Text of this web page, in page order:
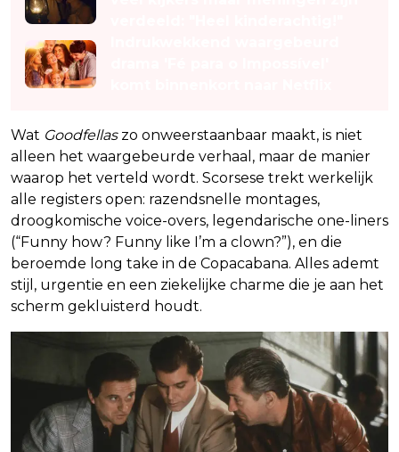
Wat Goodfellaszo onweerstaanbaar maakt, is niet
alleen het waargebeurde verhaal, maar de manier
waarop het verteld wordt. Scorsese trekt werkelijk
alle registers open: razendsnelle montages,
droogkomische voice-overs, legendarische one-liners
(“Funny how? Funny like I’m a clown?”), en die
beroemde long take in de Copacabana. Alles ademt
stijl, urgentie en een ziekelijke charme die je aan het
scherm gekluisterd houdt.